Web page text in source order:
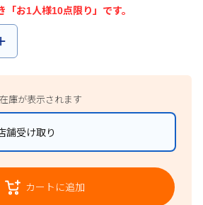
「お1人様10点限り」です。
庫が表示されます
舗受け取り
カートに追加